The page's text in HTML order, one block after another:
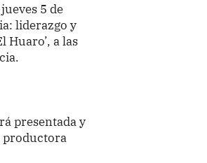
5 de
liderazgo y
Huaro’, a las
presentada y
productora